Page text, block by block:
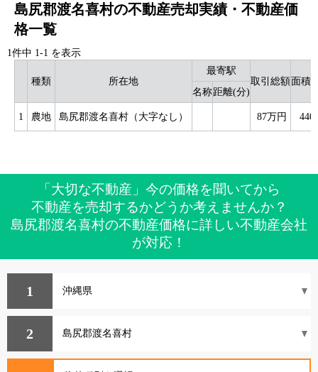
島尻郡渡名喜村の不動産売却実績・不動産価
格一覧
1件中 1-1 を表示
種類 所在地
最寄駅
取引総額面積
名称距離(分)
1 農地 島尻郡渡名喜村（大字なし） 87万円
「大切な不動産」今の価格を聞いてから
不動産を売却するかどうか考えませんか？
島尻郡渡名喜村の不動産価格に詳しい不動産会社
が対応！
1
2